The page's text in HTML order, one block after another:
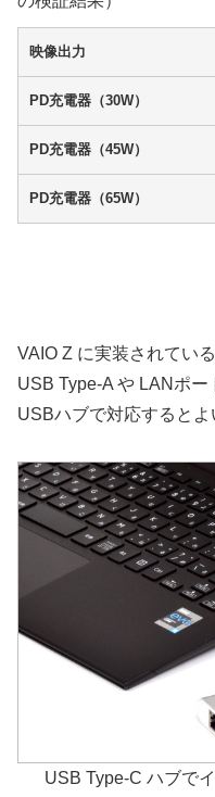
映像出力
PD充電器（30W）
PD充電器（45W）
PD充電器（65W）
VAIO Z に実装されてい
USB Type-A や LANポ
USBハブで対応するとよ
USB Type-C ハブで